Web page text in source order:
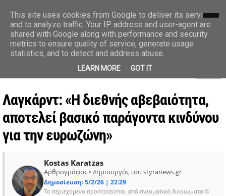
styranews.gr
Ειδήσεις-Γεγονότα-Επικαιρότητα
Λαγκάρντ: «Η διεθνής αβεβαιότητα,
αποτελεί βασικό παράγοντα κινδύνου
για την ευρωζώνη»
Kostas Karatzas
Αρθρογράφος • Δημιουργός του styranews.gr
Δημοσίευση: 5/2/26 | 22:29
Το περιεχόμενο προστατεύεται από πνευματικά δικαιώματα ©
This site uses cookies from Google to deliver its services
and to analyze traffic. Your IP address and user-agent are
shared with Google along with performance and security
metrics to ensure quality of service, generate usage
statistics, and to detect and address abuse.
LEARN MORE GOT IT